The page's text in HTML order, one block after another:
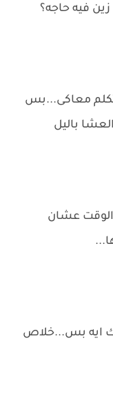
زين فيه حاجه؟
معاكى...بس
باليل
عشان
ايه بس...خلاص